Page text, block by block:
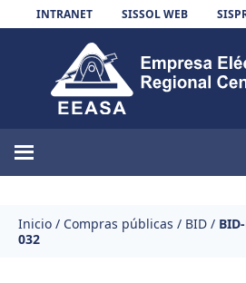
Skip to content
INTRANET SISSOL WEB
EEASA
Inicio / Compras públicas / BID /
032